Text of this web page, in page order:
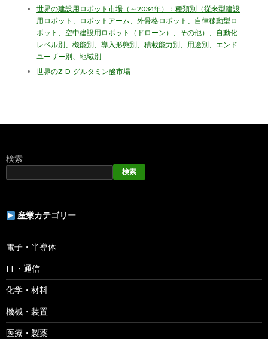
世界の建設用ロボット市場（～2034年）：種類別（従来型建設
用ロボット、ロボットアーム、外骨格ロボット、自律移動型ロ
ボット、空中建設用ロボット（ドローン）、その他）、自動化
レベル別、機能別、導入形態別、積載能力別、用途別、エンド
ユーザー別、地域別
世界のZ-D-グルタミン酸市場
検索
検索
産業カテゴリー
電子・半導体
IT・通信
化学・材料
機械・装置
医療・製薬